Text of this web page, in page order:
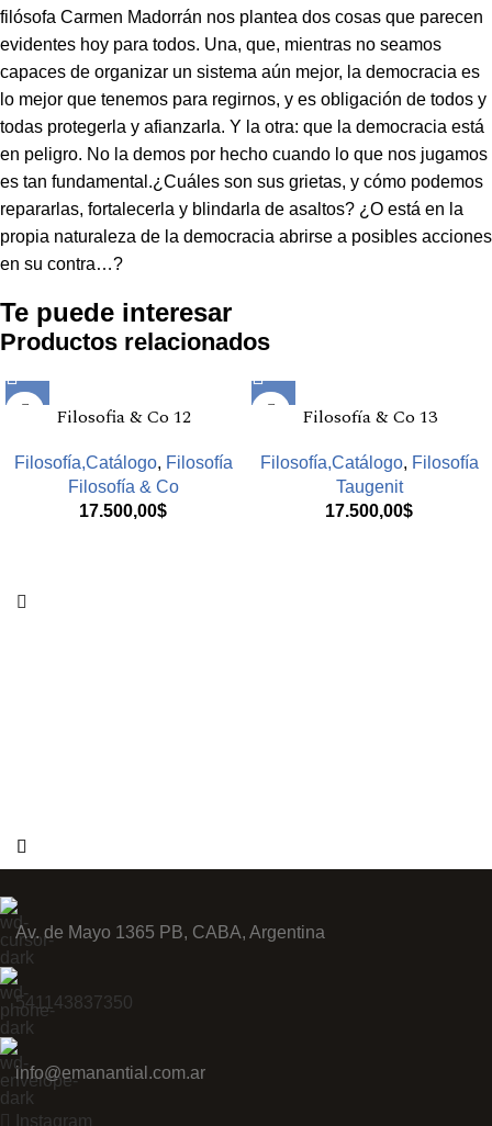
filósofa Carmen Madorrán nos plantea dos cosas que parecen
evidentes hoy para todos. Una, que, mientras no seamos
capaces de organizar un sistema aún mejor, la democracia es
lo mejor que tenemos para regirnos, y es obligación de todos y
todas protegerla y afianzarla. Y la otra: que la democracia está
en peligro. No la demos por hecho cuando lo que nos jugamos
es tan fundamental.¿Cuáles son sus grietas, y cómo podemos
repararlas, fortalecerla y blindarla de asaltos? ¿O está en la
propia naturaleza de la democracia abrirse a posibles acciones
en su contra…?
Te puede interesar
Productos relacionados
Filosofia & Co 12
Filosofía,Catálogo, Filosofía
Filosofía & Co
17.500,00$
Filosofía & Co 13
Filosofía,Catálogo, Filosofía
Taugenit
17.500,00$
Av. de Mayo 1365 PB, CABA, Argentina
541143837350
info@emanantial.com.ar
Instagram